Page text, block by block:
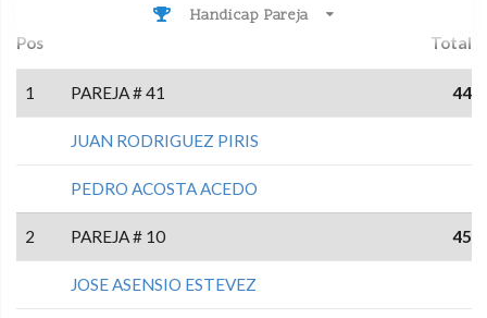
Handicap Pareja
Pos Total
1 PAREJA # 41 44
JUAN RODRIGUEZ PIRIS
PEDRO ACOSTA ACEDO
2 PAREJA # 10 45
JOSE ASENSIO ESTEVEZ